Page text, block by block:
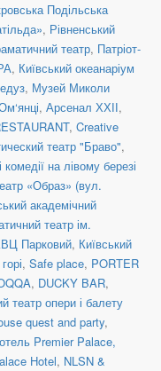
Подільська
, Рівненський
театр, Патріот-
, Київський океанаріум
, Музей Миколи
, Арсенал ХХІІ,
, Creative
театр "Браво",
на лівому березі
«Образ» (вул.
академічний
театр ім.
Парковий, Київський
, Safe place, PORTER
, DUCKY BAR,
театр опери і балету
quest and party,
Premier Palace,
Hotel, NLSN &